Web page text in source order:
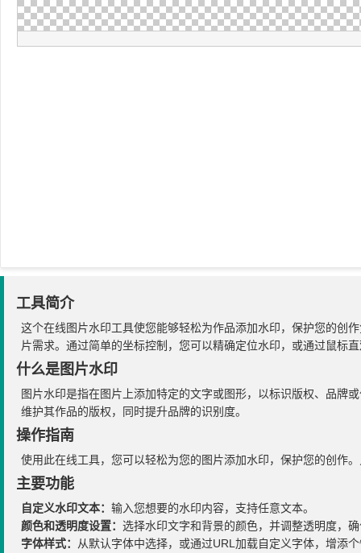
工具简介
这个在线图片水印工具使您能够轻松为作品添加水印，保护您的创
片需求。通过简单的坐标控制，您可以精确定位水印，或通过鼠标
什么是图片水印
图片水印是指在图片上添加特定的文字或图形，以标识版权、品牌
维护其作品的版权，同时提升品牌的识别度。
操作指南
使用此在线工具，您可以轻松为您的图片添加水印，保护您的创作
主要功能
自定义水印文本： 输入您想要的水印内容，支持任意文本。
颜色和透明度设置： 选择水印文字和背景的颜色，并调整透明度，
字体样式：
从默认字体中选择，或通过URL加载自定义字体，增添